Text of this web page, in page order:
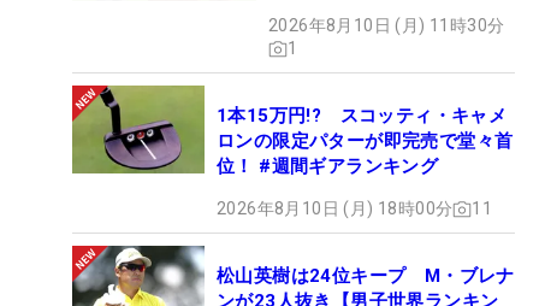
2026年8月10日 (月) 11時30分
1
1本15万円!? スコッティ・キャメ
ロンの限定パターが即完売で堂々首
位！ #週間ギアランキング
2026年8月10日 (月) 18時00分 11
松山英樹は24位キープ M・ブレナ
ンが23人抜き【男子世界ランキン